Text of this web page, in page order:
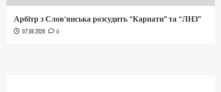
Арбітр з Слов‘янська розсудить “Карпати” та “ЛНЗ”
07.08.2026 0